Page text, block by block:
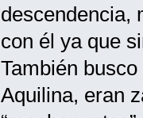
descendencia,
con él ya que
También
Aquilina, eran